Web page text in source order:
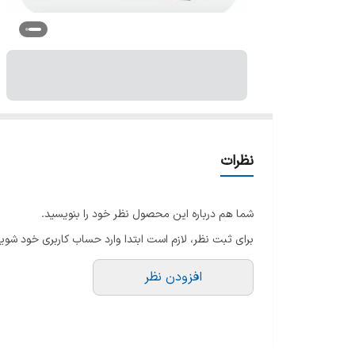
نظرات
شما هم درباره این محصول نظر خود را بنویسید.
برای ثبت نظر، لازم است ابتدا وارد حساب کاربری خود
افزودن نظر